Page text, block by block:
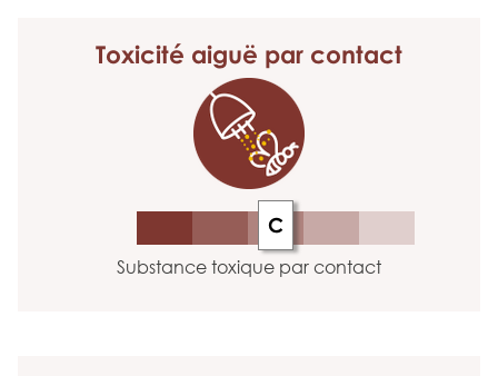
Toxicité aiguë par contact
C
Substance toxique par contact